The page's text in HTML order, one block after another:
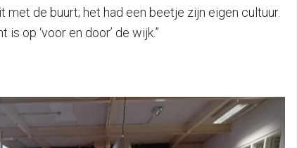
de buurt; het had een beetje zijn eigen cultuur.
op ‘voor en door’ de wijk.”